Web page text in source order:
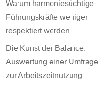
Warum harmoniesüchtige
Führungskräfte weniger
respektiert werden
Die Kunst der Balance:
Auswertung einer Umfrage
zur Arbeitszeitnutzung